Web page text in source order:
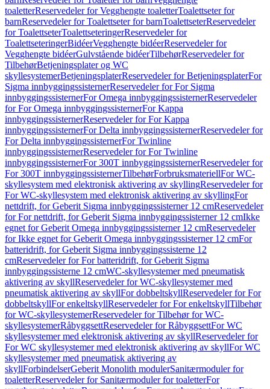
toaletterReservedeler for Vegghengte toaletterToalettseter for
barnReservedeler for Toalettseter for barnToalettseterReservedeler
for ToalettseterToalettseteringerReservedeler for
ToalettseteringerBidéerVegghengte bidéerReservedeler for
Vegghengte bidéerGulvstående bidéerTilbehørReservedeler for
TilbehørBetjeningsplater og WC
skyllesystemerBetjeningsplaterReservedeler for BetjeningsplaterFor
Sigma innbyggingssisternerReservedeler for For Sigma
innbyggingssisternerFor Omega innbyggingssisternerReservedeler
for For Omega innbyggingssisternerFor Kappa
innbyggingssisternerReservedeler for For Kappa
innbyggingssisternerFor Delta innbyggingssisternerReservedeler for
For Delta innbyggingssisternerFor Twinline
innbyggingssisternerReservedeler for For Twinline
innbyggingssisternerFor 300T innbyggingssisternerReservedeler for
For 300T innbyggingssisternerTilbehørForbruksmateriellFor WC-
skyllesystem med elektronisk aktivering av skyllingReservedeler for
For WC-skyllesystem med elektronisk aktivering av skyllingFor
nettdrift, for Geberit Sigma innbyggingssisterner 12 cmReservedeler
for For nettdrift, for Geberit Sigma innbyggingssisterner 12 cmIkke
egnet for Geberit Omega innbyggingssisterner 12 cmReservedeler
for Ikke egnet for Geberit Omega innbyggingssisterner 12 cmFor
batteridrift, for Geberit Sigma innbyggingssisterne 12
cmReservedeler for For batteridrift, for Geberit Sigma
innbyggingssisterne 12 cmWC-skyllesystemer med pneumatisk
aktivering av skyllReservedeler for WC-skyllesystemer med
pneumatisk aktivering av skyllFor dobbeltskyllReservedeler for For
dobbeltskyllFor enkeltskyllReservedeler for For enkeltskyllTilbehør
for WC-skyllesystemerReservedeler for Tilbehør for WC-
skyllesystemerRåbyggsettReservedeler for RåbyggsettFor WC
skyllesystemer med elektronisk aktivering av skyllReservedeler for
For WC skyllesystemer med elektronisk aktivering av skyllFor WC
skyllesystemer med pneumatisk aktivering av
skyllForbindelserGeberit Monolith modulerSanitærmoduler for
toaletterReservedeler for Sanitærmoduler for toaletterFor